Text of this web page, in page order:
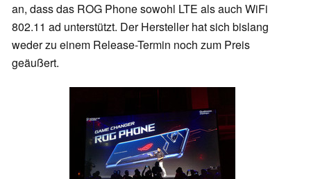
an, dass das ROG Phone sowohl LTE als auch WiFi
802.11 ad unterstützt. Der Hersteller hat sich bislang
weder zu einem Release-Termin noch zum Preis
geäußert.